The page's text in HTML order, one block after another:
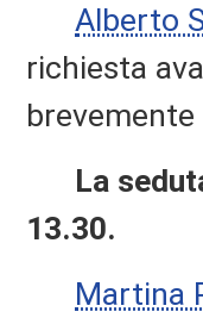
Alberto
richiesta
La
13.30.
Martina